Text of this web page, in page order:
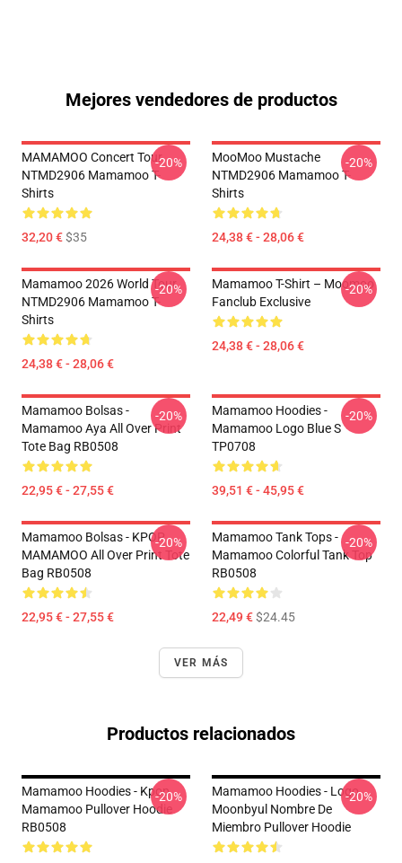
Mejores vendedores de productos
MAMAMOO Concert Tour
NTMD2906 Mamamoo T-
Shirts
32,20 €$35
-20%
MooMoo Mustache
NTMD2906 Mamamoo T-
Shirts
24,38 € - 28,06 €
-20%
Mamamoo 2026 World Tour
NTMD2906 Mamamoo T-
Shirts
24,38 € - 28,06 €
-20%
Mamamoo T-Shirt – Moomoo
Fanclub Exclusive
24,38 € - 28,06 €
-20%
Mamamoo Bolsas -
Mamamoo Aya All Over Print
Tote Bag RB0508
22,95 € - 27,55 €
-20%
Mamamoo Hoodies -
Mamamoo Logo Blue S
TP0708
39,51 € - 45,95 €
-20%
Mamamoo Bolsas - KPOP
MAMAMOO All Over Print Tote
Bag RB0508
22,95 € - 27,55 €
-20%
Mamamoo Tank Tops -
Mamamoo Colorful Tank Top
RB0508
22,49 €$24.45
-20%
VER MÁS
Productos relacionados
Mamamoo Hoodies - Kpop
Mamamoo Pullover Hoodie
RB0508
-20%
Mamamoo Hoodies - Logo
Moonbyul Nombre De
Miembro Pullover Hoodie
-20%